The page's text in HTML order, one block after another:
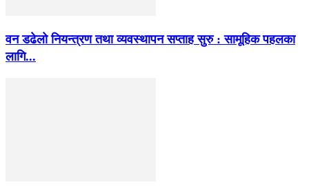
वन डढेलो नियन्त्रण तथा व्यवस्थापन सप्ताह सुरु : सामूहिक पहलका
लागि...